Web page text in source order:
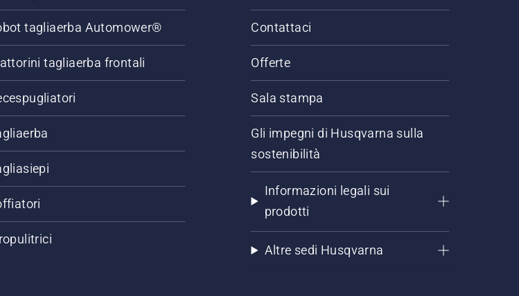
tagliaerba Automower®
tagliaerba frontali
Contattaci
Offerte
Sala stampa
Gli impegni di Husqvarna sulla
sostenibilità
Informazioni legali sui
prodotti
Altre sedi Husqvarna